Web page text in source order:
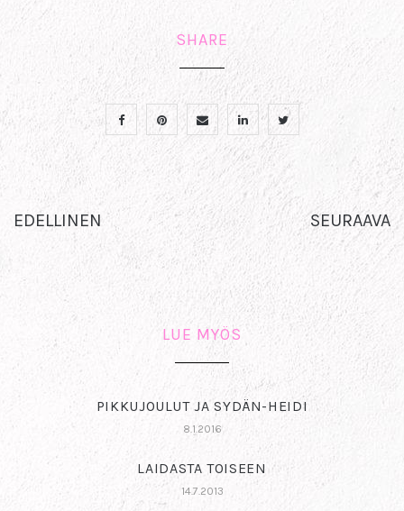
SHARE
EDELLINEN SEURAAVA
LUE MYÖS
PIKKUJOULUT JA SYDÄN-HEIDI
8.1.2016
LAIDASTA TOISEEN
14.7.2013